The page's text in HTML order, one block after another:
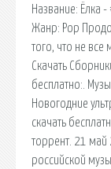
Название: Ёлка
Жанр: Pop
того, что не все
Скачать
бесплатно:.
Новогодние
скачать
торрент. 21 май
российской